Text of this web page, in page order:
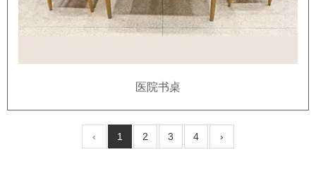
医院书桌
‹ 1 2 3 4 ›